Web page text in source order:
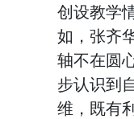
创设教学
如，张齐
轴不在圆
步认识到
维，既有